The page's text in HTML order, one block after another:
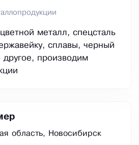
металл, спецсталь
сплавы, черный
другое, производим
область, Новосибирск